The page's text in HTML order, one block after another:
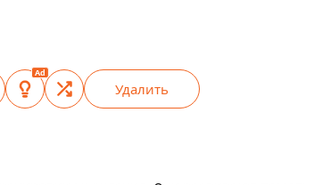
Ad
Удалить